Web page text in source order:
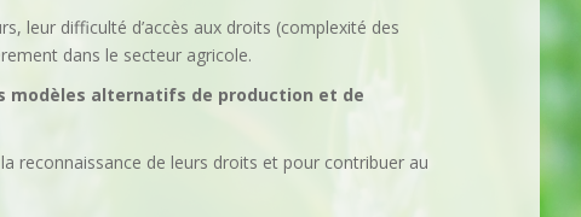
leur difficulté d’accès aux droits (complexité des
dans le secteur agricole.
modèles alternatifs de production et de
reconnaissance de leurs droits et pour contribuer au